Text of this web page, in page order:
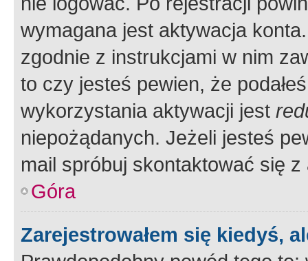
wymagana jest aktywacja
zgodnie z instrukcjami w nim
to czy jesteś pewien, że
wykorzystania aktywacji jest
niepożądanych. Jeżeli jesteś
mail spróbuj skontaktować się
Góra
Zarejestrowałem się kiedyś,